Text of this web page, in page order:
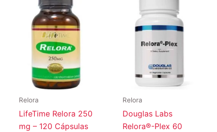
Relora
LifeTime Relora 250
mg – 120 Cápsulas
Relora
Douglas Labs
Relora®-Plex 60